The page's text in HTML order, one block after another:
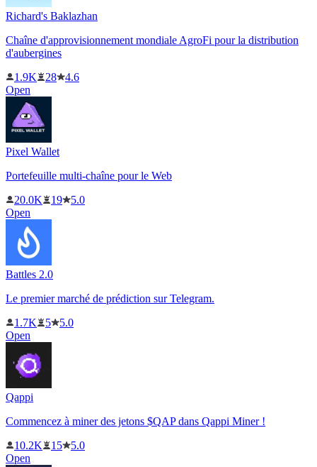
Richard's Baklazhan
Chaîne d'approvisionnement mondiale AgroFi pour la distribution
d'aubergines
1.9K
28
4.6
Open
Pixel Wallet
Portefeuille multi-chaîne pour le Web
20.0K
19
5.0
Open
Battles 2.0
Le premier marché de prédiction sur Telegram.
1.7K
5
5.0
Open
Qappi
Commencez à miner des jetons $QAP dans Qappi Miner !
10.2K
15
5.0
Open